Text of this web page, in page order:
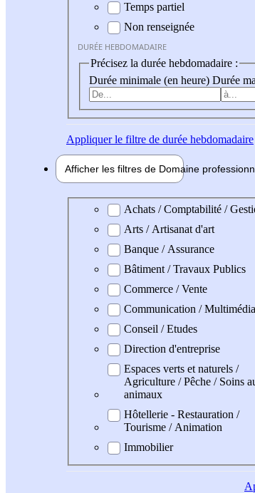
Temps partiel
Non renseignée
DURÉE HEBDOMADAIRE
Précisez la durée hebdomadaire :
Durée minimale (en heure) Durée
Appliquerle filtre de durée hebdomadaire
Afficher les filtres de Domaine pro
Domaine professionel
Achats / Comptabilité /
Arts / Artisanat d'art
Banque / Assurance
Bâtiment / Travaux Publics
Commerce / Vente
Communication / Multimédia
Conseil / Etudes
Direction d'entreprise
Espaces verts et naturels /
Agriculture / Pêche / Soins
animaux
Hôtellerie - Restauration /
Tourisme / Animation
Immobilier